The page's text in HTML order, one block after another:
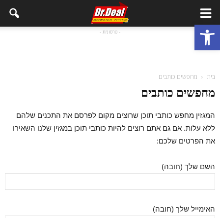
פתח סרגל נגישות - פרסומת -
בית מחפשים כותבים
מחפשים כותבים
המגזין מחפש כותבי תוכן שרוצים מקום לפרסם את התכנים שלהם
ללא עלות. אם גם אתם רוצים להיות כותבי תוכן במגזין שלנו השאירו
את הפרטים שלכם:
השם שלך (חובה)
האימייל שלך (חובה)